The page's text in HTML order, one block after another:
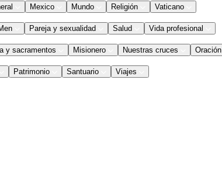
Mexico Mundo Religión Vaticano
Pareja y sexualidad Salud Vida profesional
y sacramentos Misionero Nuestras cruces Oración
Patrimonio Santuario Viajes